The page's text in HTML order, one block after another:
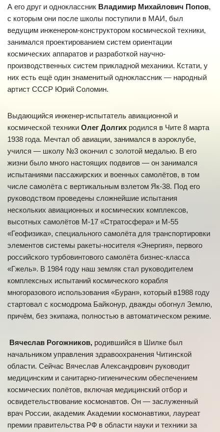
А его друг и одноклассник Владимир Михайлович Попов,
с которым они после школы поступили в МАИ, был
ведущим инженером-конструктором космической техники,
занимался проектированием систем ориентации
космических аппаратов и разработкой научно-
производственных систем прикладной механики. Кстати, у
них есть ещё один знаменитый одноклассник — народный
артист СССР Юрий Соломин.
Выдающийся инженер-испытатель авиационной и
космической техники Олег Долгих родился в Чите 8 марта
1938 года. Мечтал об авиации, занимался в аэроклубе,
учился — школу №3 окончил с золотой медалью. В его
жизни было много настоящих подвигов — он занимался
испытаниями пассажирских и военных самолётов, в том
числе самолёта с вертикальным взлетом Як-38. Под его
руководством проведены сложнейшие испытания
нескольких авиационных и космических комплексов,
высотных самолётов М-17 «Стратосфера» и М-55
«Геофизика», специального самолёта для транспортировки
элементов системы ракеты-носителя «Энергия», первого
российского турбовинтового самолёта бизнес-класса
«Гжель». В 1984 году наш земляк стал руководителем
комплексных испытаний космического корабля
многоразового использования «Буран», который в1988 году
стартовал с космодрома Байконур, дважды обогнул Землю,
причём, без экипажа, полностью в автоматическом режиме.
Вячеслав Рогожников, родившийся в Шилке был
начальником управления здравоохранения Читинской
области. Сейчас Вячеслав Александрович руководит
медицинским и санитарно-гигиеническим обеспечением
космических полётов, включая медицинский отбор и
освидетельствование космонавтов. Он — заслуженный
врач России, академик Академии космонавтики, лауреат
премии правительства РФ в области науки и техники за